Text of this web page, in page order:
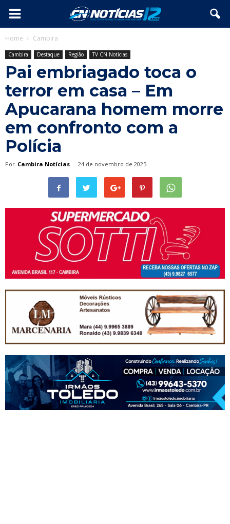
Home Cambira
Cambira Destaque Região TV CN Notícias
Pai embriagado toca o
terror em casa – Em
Apucarana homem morre
em confronto com a
Polícia
Por Cambira Notícias - 24 de novembro de 2025